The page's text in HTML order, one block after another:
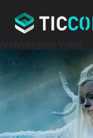
Archives pour Vidéo